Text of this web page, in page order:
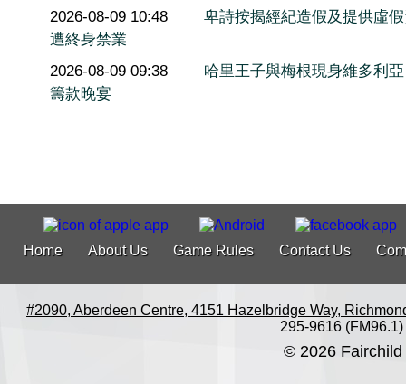
2026-08-09 10:48
卑詩按揭經紀造假及提供虛
遭終身禁業
2026-08-09 09:38
哈里王子與梅根現身維多利
籌款晚宴
Home About Us Game Rules Contact Us
#2090, Aberdeen Centre, 4151 Hazelbridge Way,
295-9616 (FM96.1)
© 2026 Fairchild